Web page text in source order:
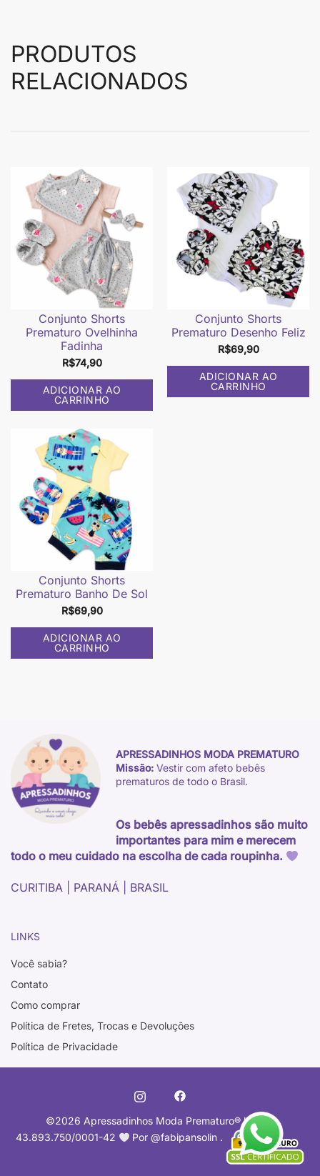
PRODUTOS
RELACIONADOS
Conjunto Shorts
Prematuro Ovelhinha
Fadinha
R$74,90
ADICIONAR AO
CARRINHO
Conjunto Shorts
Prematuro Desenho Feliz
R$69,90
ADICIONAR AO
CARRINHO
Conjunto Shorts
Prematuro Banho De Sol
R$69,90
ADICIONAR AO
CARRINHO
APRESSADINHOS MODA PREMATURO
Missão: Vestir com afeto bebês
prematuros de todo o Brasil.
Os bebês apressadinhos são muito
importantes para mim e merecem
todo o meu cuidado na escolha de cada roupinha.
CURITIBA | PARANÁ | BRASIL
LINKS
Você sabia?
Contato
Como comprar
Política de Fretes, Trocas e Devoluções
Política de Privacidade
©2026 Apressadinhos Moda Prematuro®️l CNPJ
43.893.750/0001-42
Por @fabipansolin .